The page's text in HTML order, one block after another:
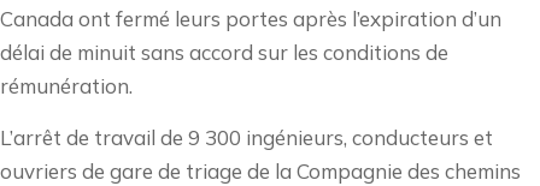
Canada ont fermé leurs portes après l’expiration d’un
délai de minuit sans accord sur les conditions de
rémunération.
L’arrêt de travail de 9 300 ingénieurs, conducteurs et
ouvriers de gare de triage de la Compagnie des chemins